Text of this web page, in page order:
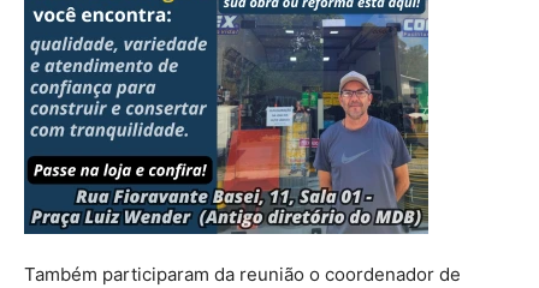
Também participaram da reunião o coordenador de